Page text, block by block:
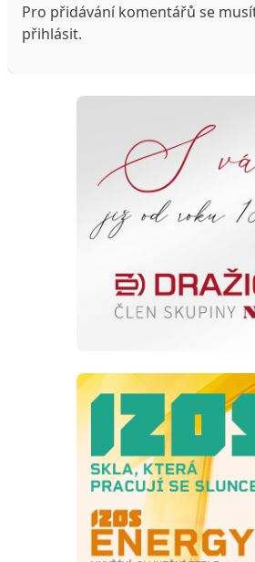
Pro přidávání komentářů se
přihlásit.